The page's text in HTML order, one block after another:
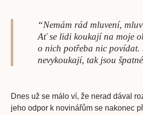
“Nemám rád mluvení,
Ať se lidi koukají na moje
o nich potřeba nic povídat.
nevykoukají, tak jsou
Dnes už se málo ví, že nerad dával
jeho odpor k novinářům se nakonec